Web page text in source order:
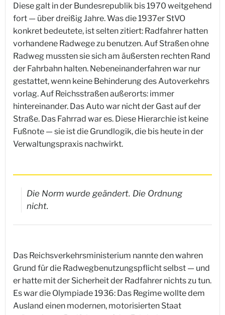
Diese galt in der Bundesrepublik bis 1970 weitgehend
fort — über dreißig Jahre. Was die 1937er StVO
konkret bedeutete, ist selten zitiert: Radfahrer hatten
vorhandene Radwege zu benutzen. Auf Straßen ohne
Radweg mussten sie sich am äußersten rechten Rand
der Fahrbahn halten. Nebeneinanderfahren war nur
gestattet, wenn keine Behinderung des Autoverkehrs
vorlag. Auf Reichsstraßen außerorts: immer
hintereinander. Das Auto war nicht der Gast auf der
Straße. Das Fahrrad war es. Diese Hierarchie ist keine
Fußnote — sie ist die Grundlogik, die bis heute in der
Verwaltungspraxis nachwirkt.
Die Norm wurde geändert. Die Ordnung
nicht.
Das Reichsverkehrsministerium nannte den wahren
Grund für die Radwegbenutzungspflicht selbst — und
er hatte mit der Sicherheit der Radfahrer nichts zu tun.
Es war die Olympiade 1936: Das Regime wollte dem
Ausland einen modernen, motorisierten Staat